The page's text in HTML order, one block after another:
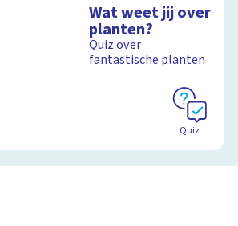
Wat weet jij over
planten?
Quiz over
fantastische planten
Quiz